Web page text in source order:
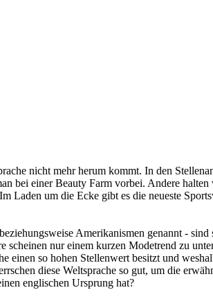
nicht mehr herum kommt. In den
bei einer Beauty Farm vorbei. Andere
Laden um die Ecke gibt es die neueste
Amerikanismen genannt -
nur einem kurzen Modetrend zu
so hohen Stellenwert besitzt und
diese Weltsprache so gut, um die
englischen Ursprung hat?